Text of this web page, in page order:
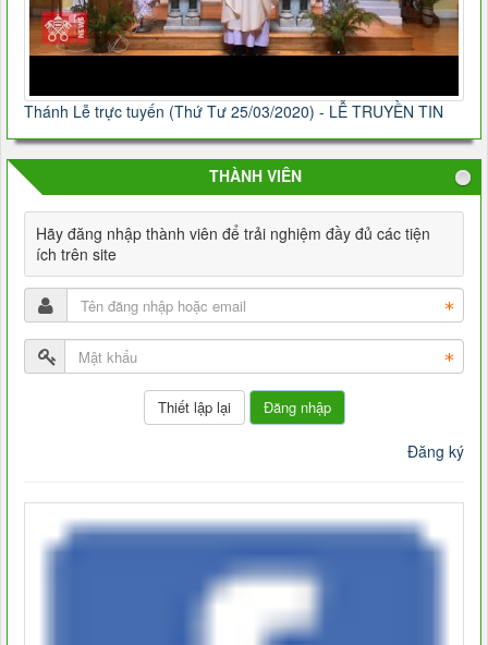
Thánh Lễ trực tuyến (Thứ Tư 25/03/2020) - LỄ TRUYỀN TIN
THÀNH VIÊN
Hãy đăng nhập thành viên để trải nghiệm đầy đủ các tiện
ích trên site
Đăng nhập
Đăng ký